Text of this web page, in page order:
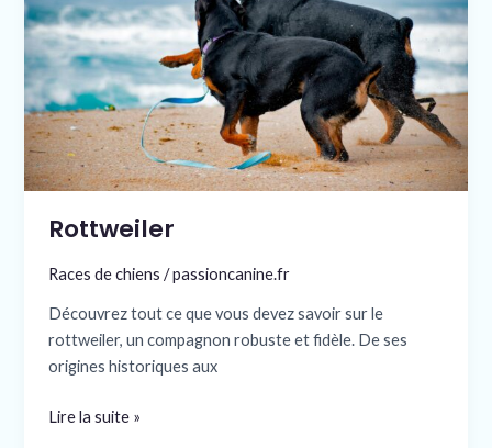
Rottweiler
Races de chiens /passioncanine.fr
Découvrez tout ce que vous devez savoir sur le
rottweiler, un compagnon robuste et fidèle. De ses
origines historiques aux
Lire la suite »